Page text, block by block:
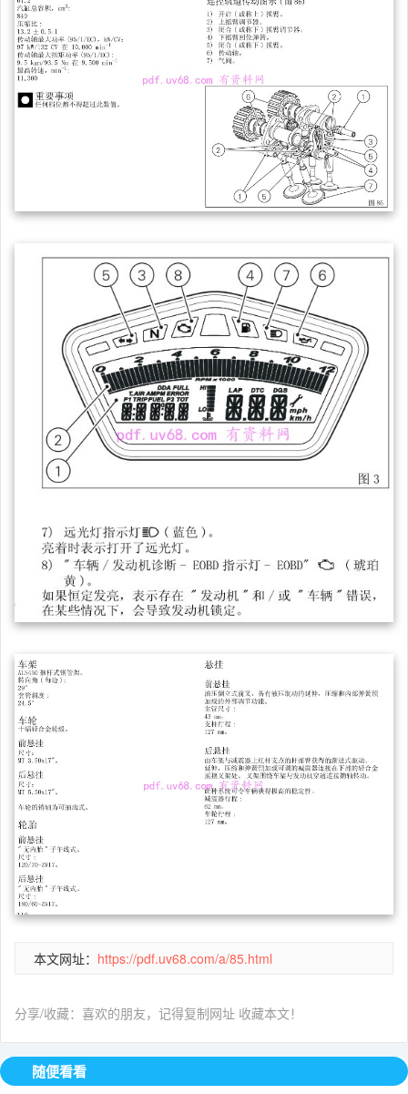
本文网址： https://pdf.uv68.com/a/85.html
分享/收藏：喜欢的朋友，记得复制网址 收藏本文！
随便看看